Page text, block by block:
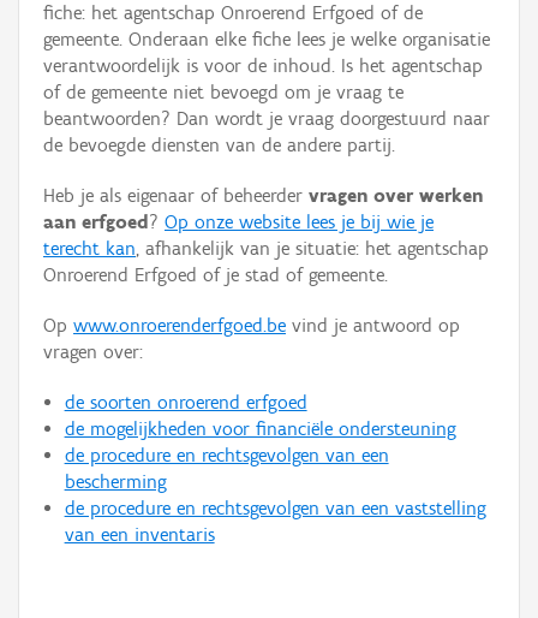
Thema
Gebeurtenis
Persoon of collectief
Hergebruik
Aanmelden
fiche: het agentschap Onroerend Erfgoed of de
gemeente. Onderaan elke fiche lees je welke organisatie
verantwoordelijk is voor de inhoud. Is het agentschap
of de gemeente niet bevoegd om je vraag te
beantwoorden? Dan wordt je vraag doorgestuurd naar
de bevoegde diensten van de andere partij.
Heb je als eigenaar of beheerder vragen over werken
aan erfgoed ? Op onze website lees je bij wie je
terecht kan, afhankelijk van je situatie: het agentschap
Onroerend Erfgoed of je stad of gemeente.
Op www.onroerenderfgoed.be vind je antwoord op
vragen over:
de soorten onroerend erfgoed
de mogelijkheden voor financiële ondersteuning
de procedure en rechtsgevolgen van een
bescherming
de procedure en rechtsgevolgen van een vaststelling
van een inventaris